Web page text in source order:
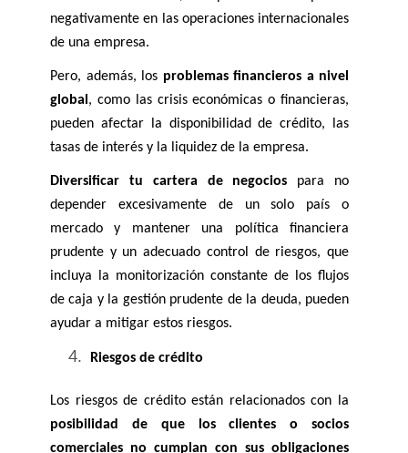
negativamente en las operaciones internacionales
de una empresa.
Pero, además, los problemas financieros a nivel
global , como las crisis económicas o financieras,
pueden afectar la disponibilidad de crédito, las
tasas de interés y la liquidez de la empresa.
Diversificar tu cartera de negocios para no
depender excesivamente de un solo país o
mercado y mantener una política financiera
prudente y un adecuado control de riesgos, que
incluya la monitorización constante de los flujos
de caja y la gestión prudente de la deuda, pueden
ayudar a mitigar estos riesgos.
Riesgos de crédito
posibilidad de que los clientes o socios
comerciales no cumplan con sus obligaciones